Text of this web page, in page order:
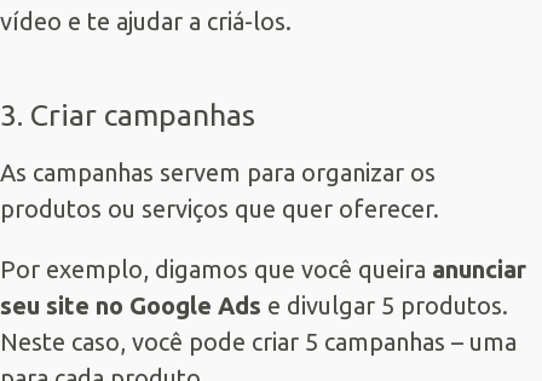
vídeo e te ajudar a criá-los.
3. Criar campanhas
As campanhas servem para organizar os
produtos ou serviços que quer oferecer.
Por exemplo, digamos que você queira anunciar
seu site no Google Ads e divulgar 5 produtos.
Neste caso, você pode criar 5 campanhas – uma